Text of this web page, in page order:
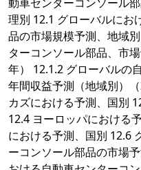
理別 12.1 グローバルにお
品の市場規模予測、地域
ターコンソール部品、市
年） 12.1.2 グローバルの
年間収益予測（地域別）
カズにおける予測、国別
12.4 ヨーロッパにおける
における予測、国別 12.6
ーコンソール部品の市場